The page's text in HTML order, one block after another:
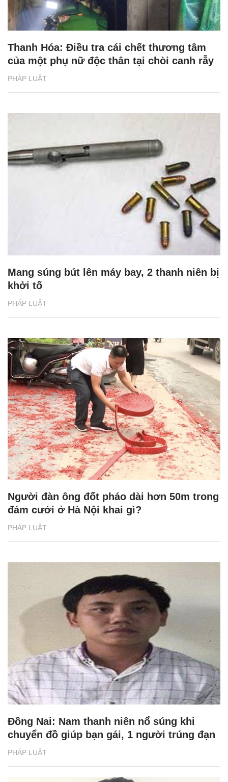
PHÁP LUẬT
Thanh Hóa: Điều tra cái chết thương tâm
của một phụ nữ độc thân tại chòi canh rẫy
PHÁP LUẬT
Mang súng bút lên máy bay, 2 thanh niên bị
khởi tố
PHÁP LUẬT
Người đàn ông đốt pháo dài hơn 50m trong
đám cưới ở Hà Nội khai gì?
PHÁP LUẬT
Đồng Nai: Nam thanh niên nổ súng khi
chuyển đồ giúp bạn gái, 1 người trúng đạn